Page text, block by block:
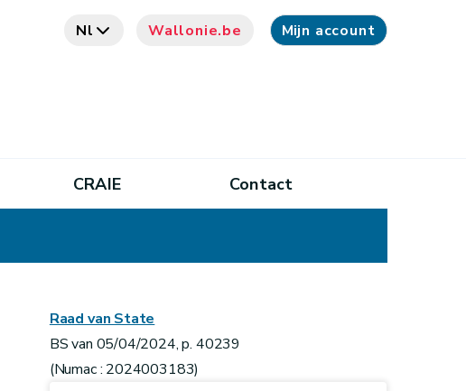
Nl Wallonie.be Mijn account
CRAIE Contact
Raad van State
BS van 05/04/2024, p. 40239
(Numac : 2024003183)